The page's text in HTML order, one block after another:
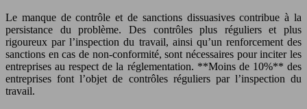
Le manque de contrôle et de sanctions dissuasives contribue à la
persistance du problème. Des contrôles plus réguliers et plus
rigoureux par l’inspection du travail, ainsi qu’un renforcement des
sanctions en cas de non-conformité, sont nécessaires pour inciter les
entreprises au respect de la réglementation. **Moins de 10%** des
entreprises font l’objet de contrôles réguliers par l’inspection du
travail.